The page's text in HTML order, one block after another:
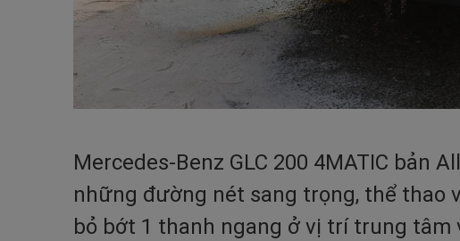
Mercedes-Benz GLC 200 4MATIC bản
những đường nét sang trọng, thể thao
bỏ bớt 1 thanh ngang ở vị trí trung